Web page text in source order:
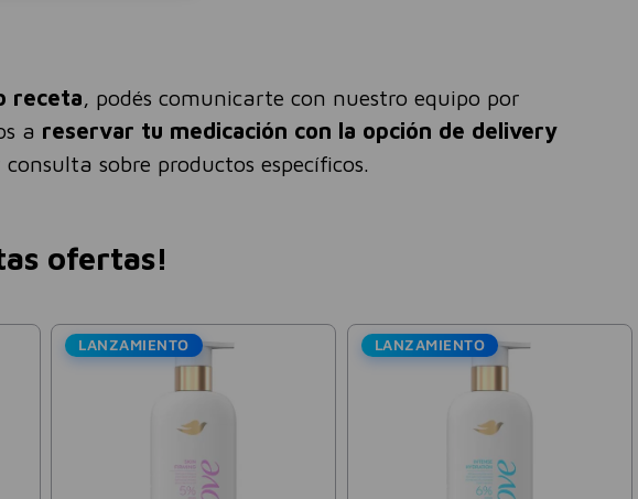
receta, podés comunicarte con nuestro equipo por
a reservar tu medicación con la opción de delivery
sobre productos específicos.
ofertas!
Precio sin impuestos nacionales:
LANZAMIENTO
Dove
Dove Body Scrub Granada y
10
Precio sin impuestos nacionales: